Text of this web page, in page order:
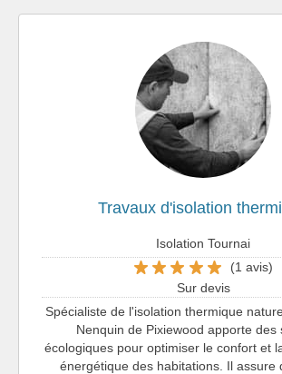
Travaux d'isolation
Isolation Tournai
(1 avis)
Sur devis
Spécialiste de l'isolation thermique
Nenquin de Pixiewood apporte des
écologiques pour optimiser le confort et
énergétique des habitations. Il assure